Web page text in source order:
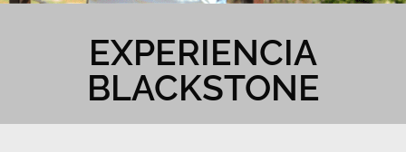
EXPERIENCIA
BLACKSTONE